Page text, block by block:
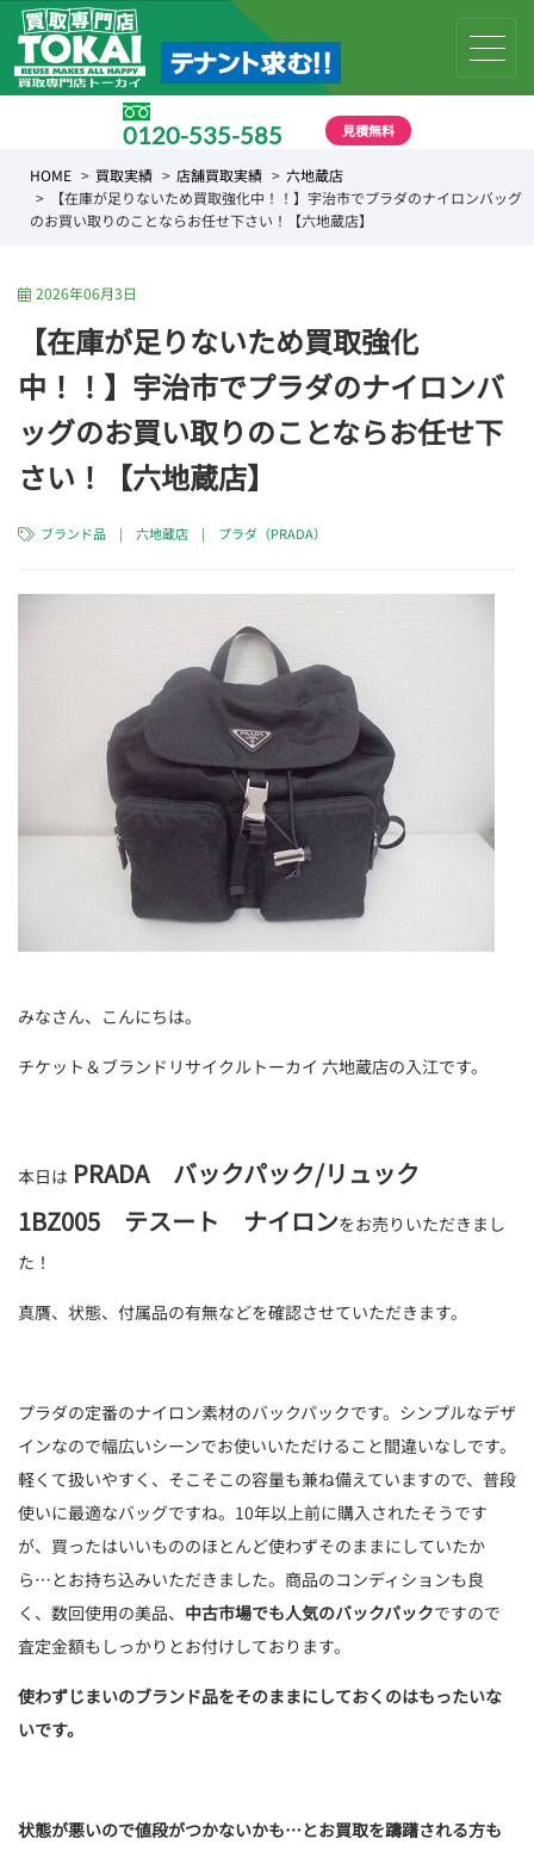
0120-535-585 見積無料
HOME 買取実績 店舗買取実績
六地蔵店
【在庫が足りないため買取強化中！！】宇治市でプラダのナイロンバッグ
のお買い取りのことならお任せ下さい！【六地蔵店】
2026年06月3日
【在庫が足りないため買取強化
中！！】宇治市でプラダのナイロンバ
ッグのお買い取りのことならお任せ下
さい！【六地蔵店】
ブランド品 |六地蔵店 | プラダ（PRADA）
みなさん、こんにちは。
チケット＆ブランドリサイクルトーカイ 六地蔵店の入江です。
本日は PRADA バックパック/リュック
1BZ005 テスート ナイロンをお売りいただきまし
た！
真贋、状態、付属品の有無などを確認させていただきます。
プラダの定番のナイロン素材のバックパックです。シンプルなデザ
インなので幅広いシーンでお使いいただけること間違いなしです。
軽くて扱いやすく、そこそこの容量も兼ね備えていますので、普段
使いに最適なバッグですね。10年以上前に購入されたそうです
が、買ったはいいもののほとんど使わずそのままにしていたか
ら…とお持ち込みいただきました。商品のコンディションも良
く、数回使用の美品、 中古市場でも人気のバックパックですので
査定金額もしっかりとお付けしております。
使わずじまいのブランド品をそのままにしておくのはもったいな
いです。
状態が悪いので値段がつかないかも…とお買取を躊躇される方も